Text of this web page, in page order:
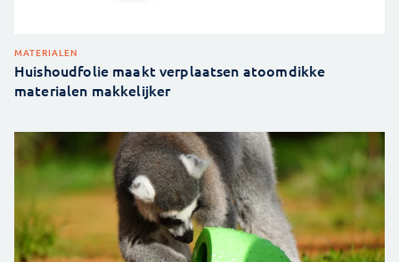
MATERIALEN
Huishoudfolie maakt verplaatsen atoomdikke
materialen makkelijker